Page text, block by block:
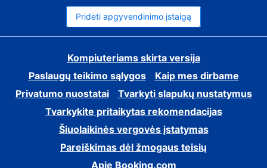
Pridėti apgyvendinimo įstaigą
Kompiuteriams skirta versija
Paslaugų teikimo sąlygos
Kaip mes dirbame
Privatumo nuostatai
Tvarkyti slapukų nustatymus
Tvarkykite pritaikytas rekomendacijas
Šiuolaikinės vergovės įstatymas
Pareiškimas dėl žmogaus teisių
Apie Booking.com